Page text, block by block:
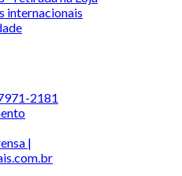
internacionais
2181
|